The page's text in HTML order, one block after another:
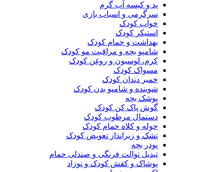
پد و کیسه آب گرم
سرگرمی و اسباب بازی
خواب کودک
استیکر کودک
بهداشت و حمام کودک
شامپو بچه و مراقبت مو کودک
کرم، لوسیون و روغن کودک
مسواک کودک
خمیر دندان کودک
شوینده و شامپو بدن کودک
پوشک بچه
گوش پاک کن کودک
دستمال مرطوب کودک
حوله و کلاه حمام کودک
تشک و زیرانداز تعویض کودک
پودر بچه
تبدیل توالت فرنگی و صندلی حمام
پوشاک و کفش کودک و نوزاد